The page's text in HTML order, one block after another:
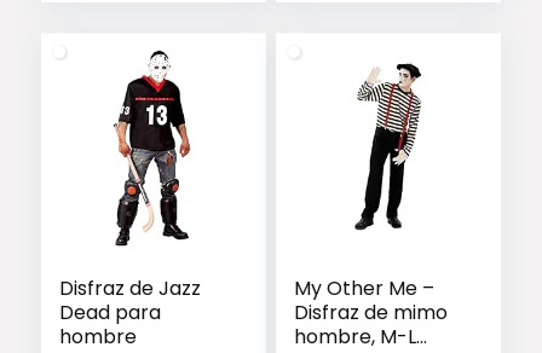
Disfraz de Jazz
Dead para
hombre
My Other Me –
Disfraz de mimo
hombre, M-L